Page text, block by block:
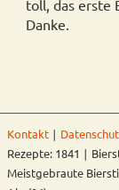
toll, das erste
Danke.
Kontakt ∣
Rezepte: 1841 ∣
Meistgebraute